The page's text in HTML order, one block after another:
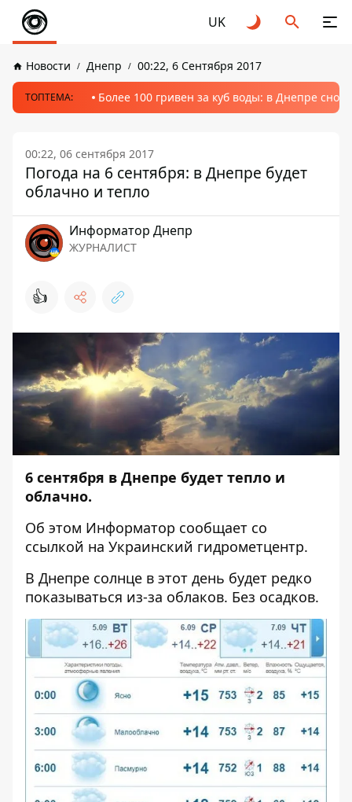
UK
Новости Днепр 00:22, 6 Сентября 2017
ТОПТЕМА: Более 100 гривен за куб воды: в Днепре
00:22, 06 сентября 2017
Погода на 6 сентября: в Днепре будет
облачно и тепло
Информатор Днепр
ЖУРНАЛИСТ
👍
6 сентября в Днепре будет тепло и
облачно.
Об этом Информатор сообщает со
ссылкой на Украинский гидрометцентр.
В Днепре солнце в этот день будет редко
показываться из-за облаков. Без осадков.